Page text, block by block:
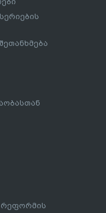
რეფორმის